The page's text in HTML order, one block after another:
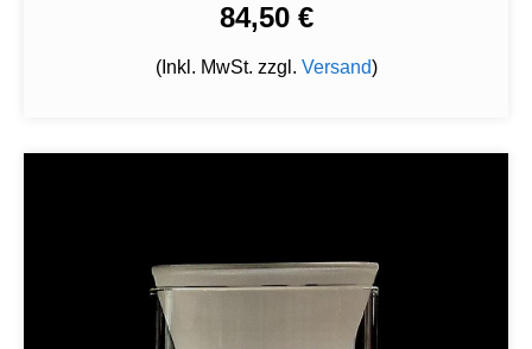
84,50 €
(Inkl. MwSt. zzgl. Versand)